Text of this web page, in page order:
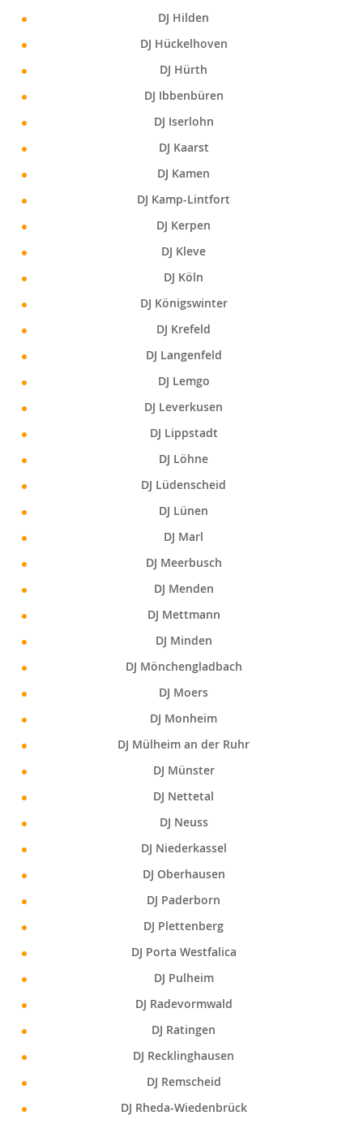
DJ Hilden
DJ Hückelhoven
DJ Hürth
DJ Ibbenbüren
DJ Iserlohn
DJ Kaarst
DJ Kamen
DJ Kamp-Lintfort
DJ Kerpen
DJ Kleve
DJ Köln
DJ Königswinter
DJ Krefeld
DJ Langenfeld
DJ Lemgo
DJ Leverkusen
DJ Lippstadt
DJ Löhne
DJ Lüdenscheid
DJ Lünen
DJ Marl
DJ Meerbusch
DJ Menden
DJ Mettmann
DJ Minden
DJ Mönchengladbach
DJ Moers
DJ Monheim
DJ Mülheim an der Ruhr
DJ Münster
DJ Nettetal
DJ Neuss
DJ Niederkassel
DJ Oberhausen
DJ Paderborn
DJ Plettenberg
DJ Porta Westfalica
DJ Pulheim
DJ Radevormwald
DJ Ratingen
DJ Recklinghausen
DJ Remscheid
DJ Rheda-Wiedenbrück